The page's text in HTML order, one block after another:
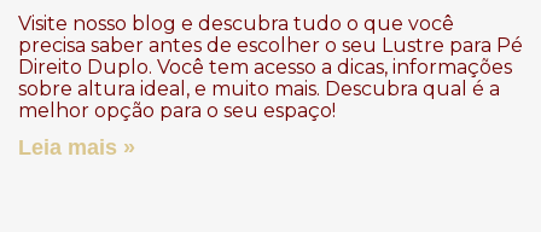
Visite nosso blog e descubra tudo o que você
precisa saber antes de escolher o seu Lustre para Pé
Direito Duplo. Você tem acesso a dicas, informações
sobre altura ideal, e muito mais. Descubra qual é a
melhor opção para o seu espaço!
Leia mais »